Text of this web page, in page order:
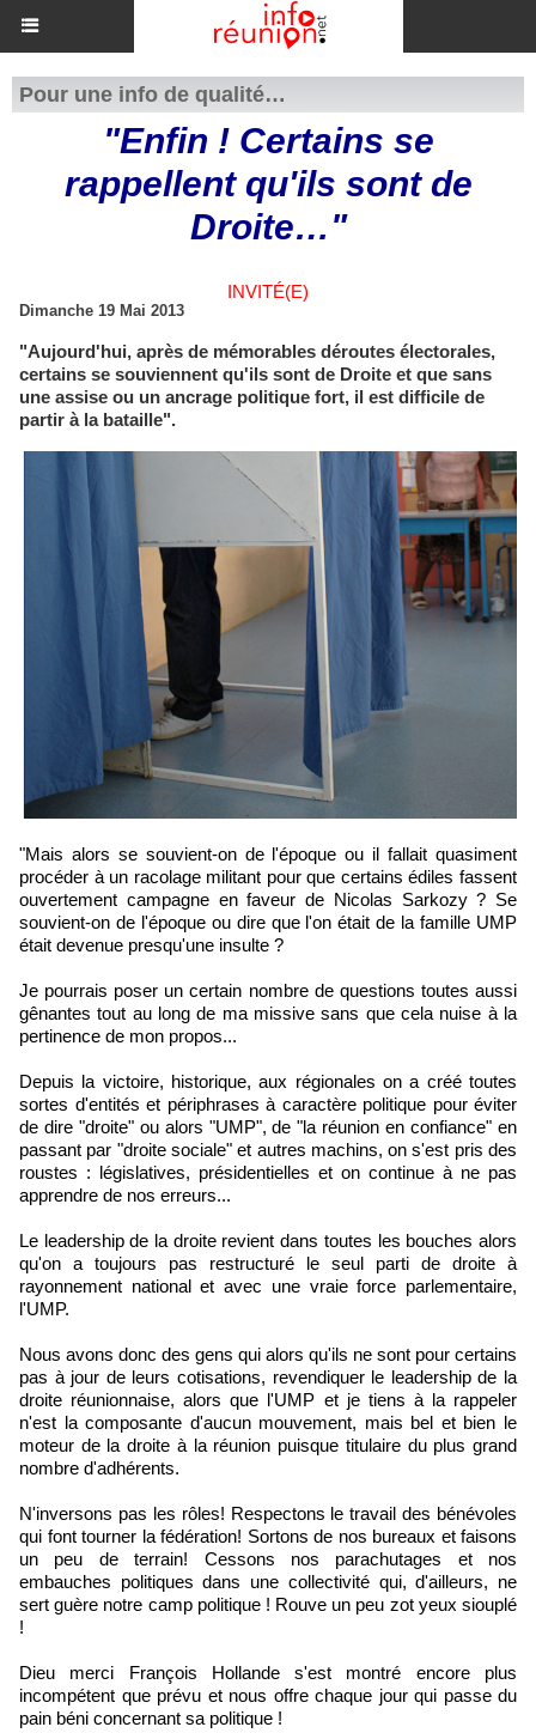
Pour une info de qualité…
"Enfin ! Certains se
rappellent qu'ils sont de
Droite…"
INVITÉ(E)
Dimanche 19 Mai 2013
"Aujourd'hui, après de mémorables déroutes électorales,
certains se souviennent qu'ils sont de Droite et que sans
une assise ou un ancrage politique fort, il est difficile de
partir à la bataille".
"Mais alors se souvient-on de l'époque ou il fallait quasiment
procéder à un racolage militant pour que certains édiles fassent
ouvertement campagne en faveur de Nicolas Sarkozy ? Se
souvient-on de l'époque ou dire que l'on était de la famille UMP
était devenue presqu'une insulte ?
Je pourrais poser un certain nombre de questions toutes aussi
gênantes tout au long de ma missive sans que cela nuise à la
pertinence de mon propos...
Depuis la victoire, historique, aux régionales on a créé toutes
sortes d'entités et périphrases à caractère politique pour éviter
de dire "droite" ou alors "UMP", de "la réunion en confiance" en
passant par "droite sociale" et autres machins, on s'est pris des
roustes : législatives, présidentielles et on continue à ne pas
apprendre de nos erreurs...
Le leadership de la droite revient dans toutes les bouches alors
qu'on a toujours pas restructuré le seul parti de droite à
rayonnement national et avec une vraie force parlementaire,
l'UMP.
Nous avons donc des gens qui alors qu'ils ne sont pour certains
pas à jour de leurs cotisations, revendiquer le leadership de la
droite réunionnaise, alors que l'UMP et je tiens à la rappeler
n'est la composante d'aucun mouvement, mais bel et bien le
moteur de la droite à la réunion puisque titulaire du plus grand
nombre d'adhérents.
N'inversons pas les rôles! Respectons le travail des bénévoles
qui font tourner la fédération! Sortons de nos bureaux et faisons
un peu de terrain! Cessons nos parachutages et nos
embauches politiques dans une collectivité qui, d'ailleurs, ne
sert guère notre camp politique ! Rouve un peu zot yeux siouplé
!
Dieu merci François Hollande s'est montré encore plus
incompétent que prévu et nous offre chaque jour qui passe du
pain béni concernant sa politique !